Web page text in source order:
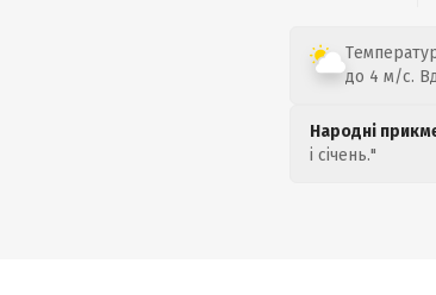
до 4 м/с.
Народні
і січень."